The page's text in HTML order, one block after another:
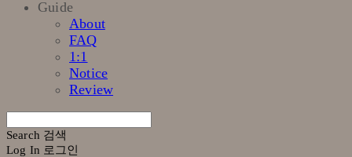
Guide
About
FAQ
1:1
Notice
Review
Search 검색
Log In 로그인